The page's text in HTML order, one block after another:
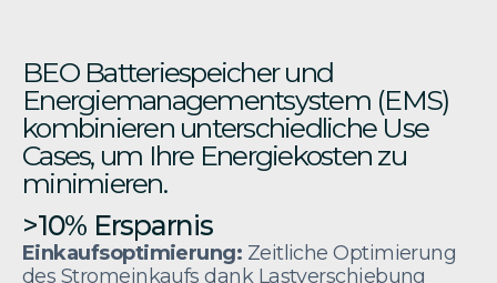
BEO Batteriespeicher und
Energiemanagementsystem (EMS)
kombinieren unterschiedliche Use
Cases, um Ihre Energiekosten zu
minimieren.
>10% Ersparnis
Einkaufsoptimierung: Zeitliche Optimierung
des Stromeinkaufs dank Lastverschiebung